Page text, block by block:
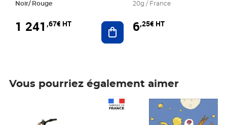
Noir/ Rouge
1 241 ,67€ HT Ajouter au panier
20g / France
6,25€ HT
Vous pourriez également aimer
Prix 6,25€ HT